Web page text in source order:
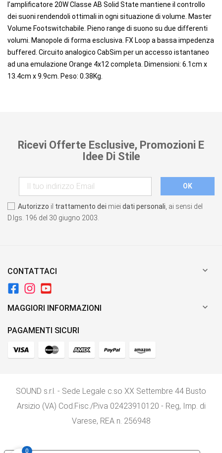
l’amplificatore 20W Classe AB Solid State mantiene il controllo
dei suoni rendendoli ottimali in ogni situazione di volume. Master
Volume Footswitchabile. Pieno range di suono su due differenti
volumi. Manopole di forma esclusiva. FX Loop a bassa impedenza
buffered. Circuito analogico CabSim per un accesso istantaneo
ad una emulazione Orange 4x12 completa. Dimensioni: 6.1cm x
13.4cm x 9.9cm. Peso: 0.38Kg.
Ricevi Offerte Esclusive, Promozioni E
Idee Di Stile
Autorizzo il trattamento dei miei dati personali , ai sensi del
D.lgs. 196 del 30 giugno 2003.
CONTATTACI 
MAGGIORI INFORMAZIONI 
PAGAMENTI SICURI
SOUND s.r.l. - Sede Legale c.so XX Settembre 44 Busto
Arsizio (VA) Cod.Fisc./P.iva 02423910120 - Reg, Imp. di
Varese, REA n. 256948
0